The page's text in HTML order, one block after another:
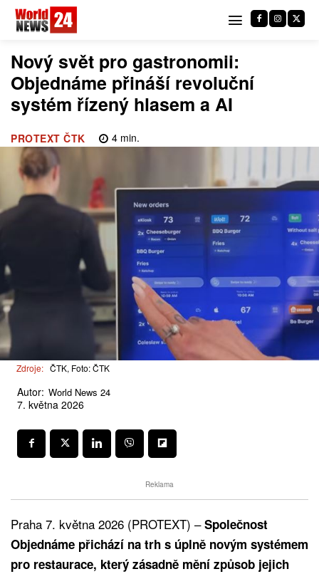
Nový svět pro gastronomii:
Objednáme přináší revoluční
systém řízený hlasem a AI
PROTEXT ČTK 4min.
Zdroje: ČTK, Foto: ČTK
Autor: World News 24
7. května 2026
Reklama
Praha 7. května 2026 (PROTEXT) –Společnost
Objednáme přichází na trh s úplně novým systémem
pro restaurace, který zásadně mění způsob jejich